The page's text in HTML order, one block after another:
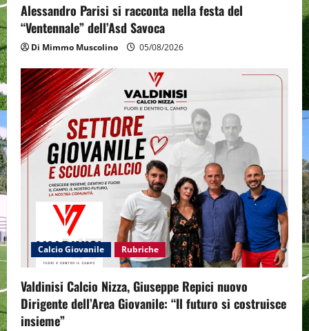
Alessandro Parisi si racconta nella festa del
“Ventennale” dell’Asd Savoca
Di Mimmo Muscolino 05/08/2026
Calcio Giovanile Rubriche
Valdinisi Calcio Nizza, Giuseppe Repici nuovo
Dirigente dell’Area Giovanile: “Il futuro si costruisce
insieme”